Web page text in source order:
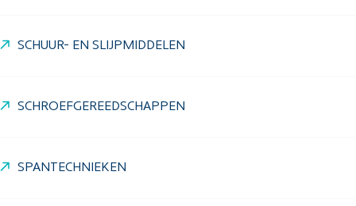
SCHUUR- EN SLIJPMIDDELEN
SCHROEFGEREEDSCHAPPEN
SPANTECHNIEKEN